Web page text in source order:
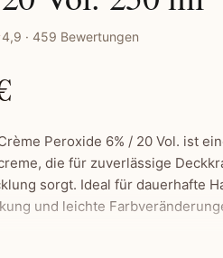
4,9 · 459 Bewertungen
Peroxide 6% / 20 Vol. ist
die für zuverlässige
sorgt. Ideal für dauerhafte
und leichte